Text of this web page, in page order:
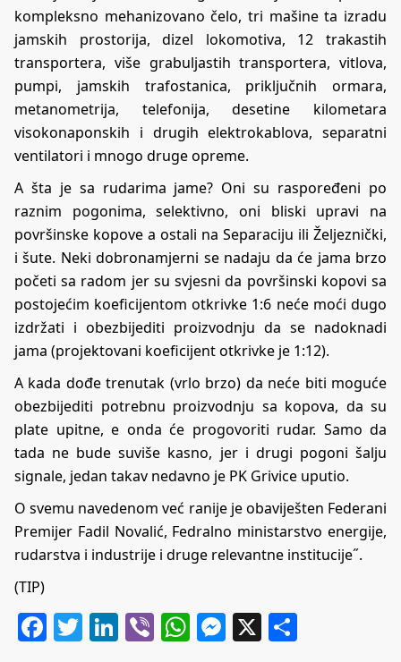
kompleksno mehanizovano čelo, tri mašine ta izradu
jamskih prostorija, dizel lokomotiva, 12 trakastih
transportera, više grabuljastih transportera, vitlova,
pumpi, jamskih trafostanica, priključnih ormara,
metanometrija, telefonija, desetine kilometara
visokonaponskih i drugih elektrokablova, separatni
ventilatori i mnogo druge opreme.
A šta je sa rudarima jame? Oni su raspoređeni po
raznim pogonima, selektivno, oni bliski upravi na
površinske kopove a ostali na Separaciju ili Željeznički,
i šute. Neki dobronamjerni se nadaju da će jama brzo
početi sa radom jer su svjesni da površinski kopovi sa
postojećim koeficijentom otkrivke 1:6 neće moći dugo
izdržati i obezbijediti proizvodnju da se nadoknadi
jama (projektovani koeficijent otkrivke je 1:12).
A kada dođe trenutak (vrlo brzo) da neće biti moguće
obezbijediti potrebnu proizvodnju sa kopova, da su
plate upitne, e onda će progovoriti rudar. Samo da
tada ne bude suviše kasno, jer i drugi pogoni šalju
signale, jedan takav nedavno je PK Grivice uputio.
O svemu navedenom već ranije je obaviješten Federani
Premijer Fadil Novalić, Fedralno ministarstvo energije,
rudarstva i industrije i druge relevantne institucije˝.
(TIP)
Facebook
Twitter
LinkedIn
ViberWhatsApp
Messenger
X